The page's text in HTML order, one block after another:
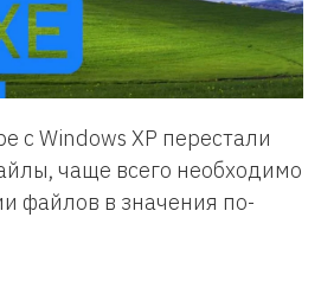
с Windows XP перестали
чаще всего необходимо
файлов в значения по-